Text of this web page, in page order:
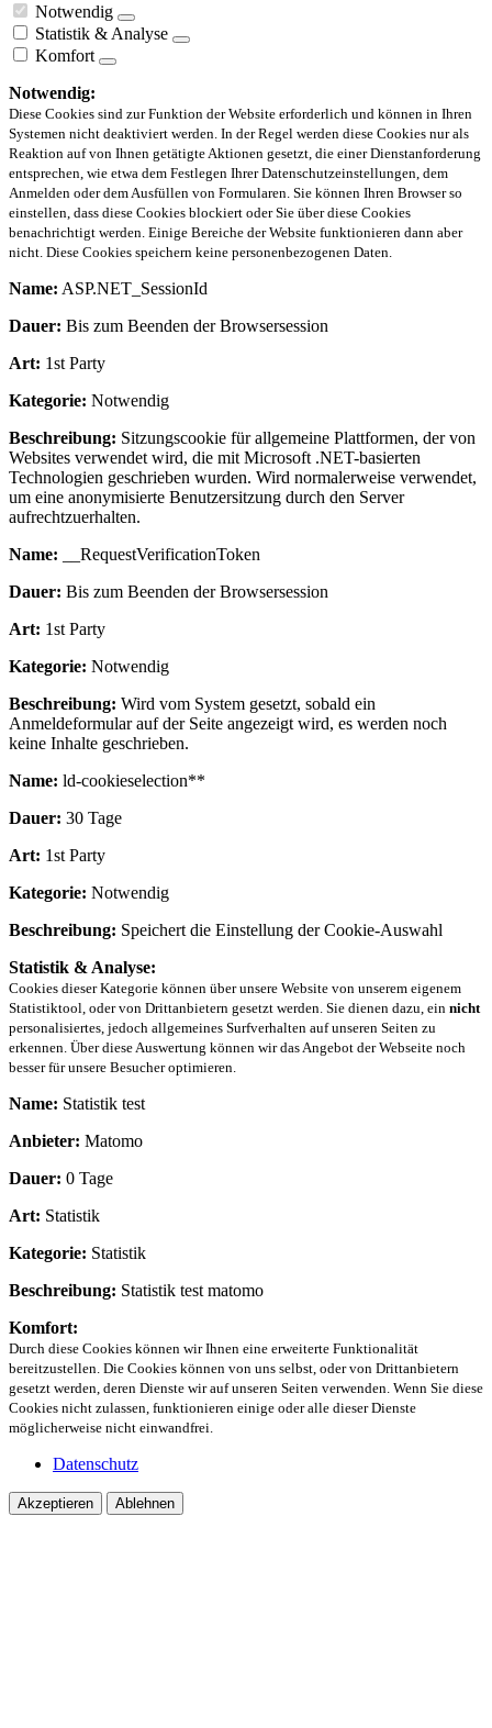
Notwendig
Statistik & Analyse
Komfort
Notwendig:
Diese Cookies sind zur Funktion der Website erforderlich und können in Ihren
Systemen nicht deaktiviert werden. In der Regel werden diese Cookies nur als
Reaktion auf von Ihnen getätigte Aktionen gesetzt, die einer Dienstanforderung
entsprechen, wie etwa dem Festlegen Ihrer Datenschutzeinstellungen, dem
Anmelden oder dem Ausfüllen von Formularen. Sie können Ihren Browser so
einstellen, dass diese Cookies blockiert oder Sie über diese Cookies
benachrichtigt werden. Einige Bereiche der Website funktionieren dann aber
nicht. Diese Cookies speichern keine personenbezogenen Daten.
Name: ASP.NET_SessionId
Dauer: Bis zum Beenden der Browsersession
Art: 1st Party
Kategorie: Notwendig
Beschreibung: Sitzungscookie für allgemeine Plattformen, der von
Websites verwendet wird, die mit Microsoft .NET-basierten
Technologien geschrieben wurden. Wird normalerweise verwendet,
um eine anonymisierte Benutzersitzung durch den Server
aufrechtzuerhalten.
Name: __RequestVerificationToken
Dauer: Bis zum Beenden der Browsersession
Art: 1st Party
Kategorie: Notwendig
Beschreibung: Wird vom System gesetzt, sobald ein
Anmeldeformular auf der Seite angezeigt wird, es werden noch
keine Inhalte geschrieben.
Name: ld-cookieselection**
Dauer: 30 Tage
Art: 1st Party
Kategorie: Notwendig
Beschreibung: Speichert die Einstellung der Cookie-Auswahl
Statistik & Analyse:
Cookies dieser Kategorie können über unsere Website von unserem eigenem
Statistiktool, oder von Drittanbietern gesetzt werden. Sie dienen dazu, ein nicht
personalisiertes, jedoch allgemeines Surfverhalten auf unseren Seiten zu
erkennen. Über diese Auswertung können wir das Angebot der Webseite noch
besser für unsere Besucher optimieren.
Name: Statistik test
Anbieter: Matomo
Dauer: 0 Tage
Art: Statistik
Kategorie: Statistik
Beschreibung: Statistik test matomo
Komfort:
Durch diese Cookies können wir Ihnen eine erweiterte Funktionalität
bereitzustellen. Die Cookies können von uns selbst, oder von Drittanbietern
gesetzt werden, deren Dienste wir auf unseren Seiten verwenden. Wenn Sie diese
Cookies nicht zulassen, funktionieren einige oder alle dieser Dienste
möglicherweise nicht einwandfrei.
Datenschutz
Akzeptieren Ablehnen